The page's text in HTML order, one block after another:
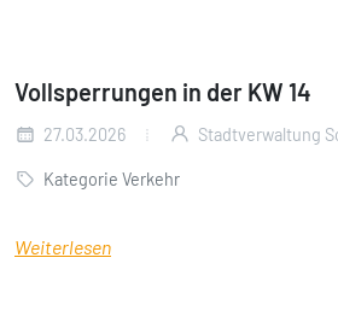
Vollsperrungen in der KW 14
27.03.2026 Stadtverwaltung
Kategorie Verkehr
Weiterlesen